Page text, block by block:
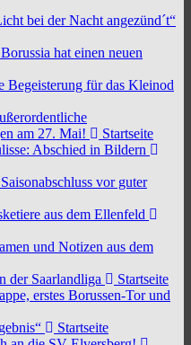
bei der Nacht angezünd´t“
hat einen neuen
Begeisterung für das Kleinod
am 27. Mai!
Startseite
Abschied in Bildern
vor guter
aus dem Ellenfeld
und Notizen aus dem
der Saarlandliga
Startseite
erstes Borussen-Tor und
Startseite